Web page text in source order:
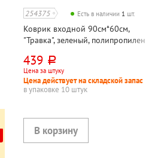
254375 Есть в наличии 1 шт.
Коврик входной 90см*60см,
"Травка", зеленый, полипропилен
439 руб.
Цена за штуку
Цена действует на складской запас
в упаковке 10 штук